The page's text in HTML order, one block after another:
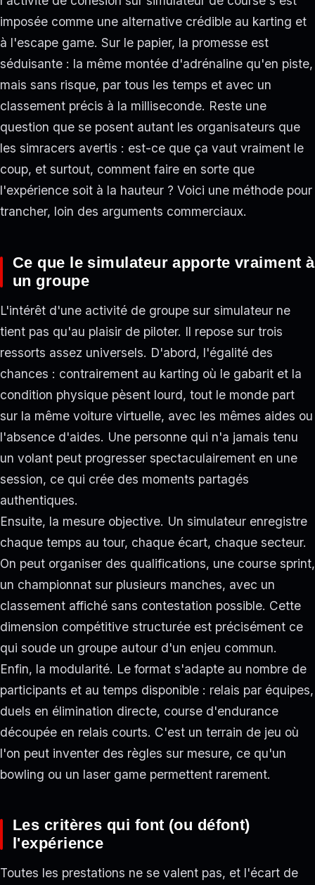
imposée comme une alternative crédible au karting et
à l'escape game. Sur le papier, la promesse est
séduisante : la même montée d'adrénaline qu'en piste,
mais sans risque, par tous les temps et avec un
classement précis à la milliseconde. Reste une
question que se posent autant les organisateurs que
les simracers avertis : est-ce que ça vaut vraiment le
coup, et surtout, comment faire en sorte que
l'expérience soit à la hauteur ? Voici une méthode pour
trancher, loin des arguments commerciaux.
Ce que le simulateur apporte vraiment à
un groupe
L'intérêt d'une activité de groupe sur simulateur ne
tient pas qu'au plaisir de piloter. Il repose sur trois
ressorts assez universels. D'abord, l'égalité des
chances : contrairement au karting où le gabarit et la
condition physique pèsent lourd, tout le monde part
sur la même voiture virtuelle, avec les mêmes aides ou
l'absence d'aides. Une personne qui n'a jamais tenu
un volant peut progresser spectaculairement en une
session, ce qui crée des moments partagés
authentiques.
Ensuite, la mesure objective. Un simulateur enregistre
chaque temps au tour, chaque écart, chaque secteur.
On peut organiser des qualifications, une course sprint,
un championnat sur plusieurs manches, avec un
classement affiché sans contestation possible. Cette
dimension compétitive structurée est précisément ce
qui soude un groupe autour d'un enjeu commun.
Enfin, la modularité. Le format s'adapte au nombre de
participants et au temps disponible : relais par équipes,
duels en élimination directe, course d'endurance
découpée en relais courts. C'est un terrain de jeu où
l'on peut inventer des règles sur mesure, ce qu'un
bowling ou un laser game permettent rarement.
Les critères qui font (ou défont)
l'expérience
Toutes les prestations ne se valent pas, et l'écart de